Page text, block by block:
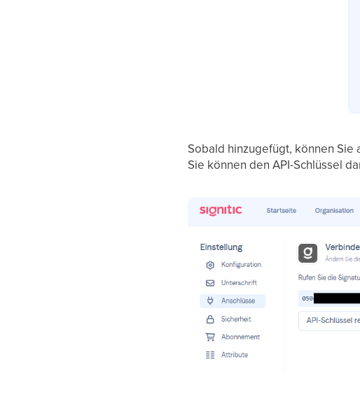
Sobald hinzugefügt, können Sie
Sie können den API-Schlüssel